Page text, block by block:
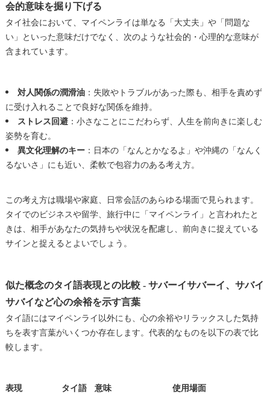
会的意味を掘り下げる
タイ社会において、マイペンライは単なる「大丈夫」や「問題な
い」といった意味だけでなく、次のような社会的・心理的な意味が
含まれています。
対人関係の潤滑油：失敗やトラブルがあった際も、相手を責めず
に受け入れることで良好な関係を維持。
ストレス回避：小さなことにこだわらず、人生を前向きに楽しむ
姿勢を育む。
異文化理解のキー：日本の「なんとかなるよ」や沖縄の「なんく
るないさ」にも近い、柔軟で包容力のある考え方。
この考え方は職場や家庭、日常会話のあらゆる場面で見られます。
タイでのビジネスや留学、旅行中に「マイペンライ」と言われたと
きは、相手があなたの気持ちや状況を配慮し、前向きに捉えている
サインと捉えるとよいでしょう。
似た概念のタイ語表現との比較 - サバーイサバーイ、サバイ
サバイなど心の余裕を示す言葉
タイ語にはマイペンライ以外にも、心の余裕やリラックスした気持
ちを表す言葉がいくつか存在します。代表的なものを以下の表で比
較します。
表現 タイ語 意味
使用場面